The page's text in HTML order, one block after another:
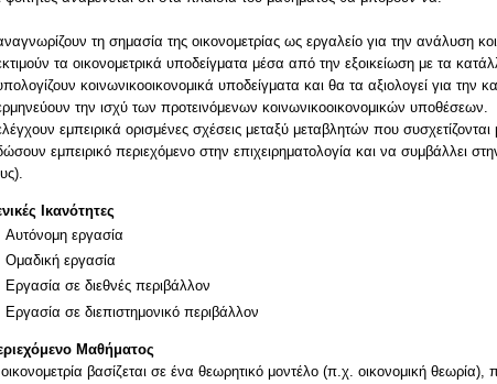
τη σημασία της οικονομετρίας ως εργαλείο για την ανάλυση
τα οικονομετρικά υποδείγματα μέσα από την εξοικείωση με τα
κοινωνικοοικονομικά υποδείγματα και θα τα αξιολογεί για την
την ισχύ των προτεινόμενων κοινωνικοοικονομικών υποθέσεων.
εμπειρικά ορισμένες σχέσεις μεταξύ μεταβλητών που
εμπειρικό περιεχόμενο στην επιχειρηματολογία και να συμβάλλει
Ικανότητες
Αυτόνομη εργασία
Ομαδική εργασία
Εργασία σε διεθνές περιβάλλον
Εργασία σε διεπιστημονικό περιβάλλον
Μαθήματος
βασίζεται σε ένα θεωρητικό μοντέλο (π.χ. οικονομική